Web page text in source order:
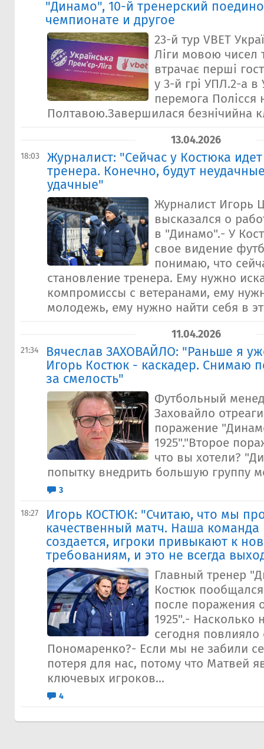
"Динамо", 10-й тренерский
чемпионате и другое
23-й тур VBET
Ліги мовою чисел
втрачає перші
у 3-й грі УПЛ.2-а
перемога Полісся
Полтавою.Завершилася безнічийна
13.04.2026
18:03
Журналист: "Сейчас у Костюка
тренера. Конечно, будут
удачные"
Журналист Игорь
высказался о
в "Динамо".- У
свое видение
понимаю, что
становление тренера. Ему нужно
компромиссы с ветеранами, ему
молодежь, ему нужно найти себя в
11.04.2026
21:34
Вячеслав ЗАХОВАЙЛО: "Раньше я
Игорь Костюк - каскадер. Снимаю
за смелость"
Футбольный
Заховайло
поражение
1925"."Второе
что вы хотели?
попытку внедрить большую группу
3
18:27
Игорь КОСТЮК: "Считаю, что мы
качественный матч. Наша команда
создается, игроки привыкают к
требованиям, и это не всегда
Главный тренер
Костюк
после поражения
1925".- Насколько
сегодня повлияло
Пономаренко?- Если мы не забили
потеря для нас, потому что Матвей
ключевых игроков...
4